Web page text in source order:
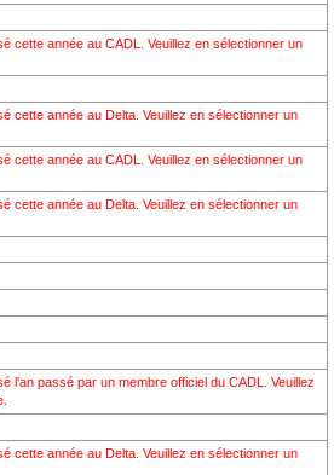
cette année au CADL. Veuillez en sélectionner un
cette année au Delta. Veuillez en sélectionner un
cette année au CADL. Veuillez en sélectionner un
cette année au Delta. Veuillez en sélectionner un
l'an passé par un membre officiel du CADL. Veuillez
cette année au Delta. Veuillez en sélectionner un